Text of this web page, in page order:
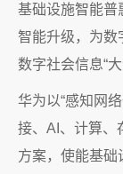
基础设施智能普
智能升级，为数
数字社会信息“大
华为以“感知网
接、AI、计算、
方案，使能基础